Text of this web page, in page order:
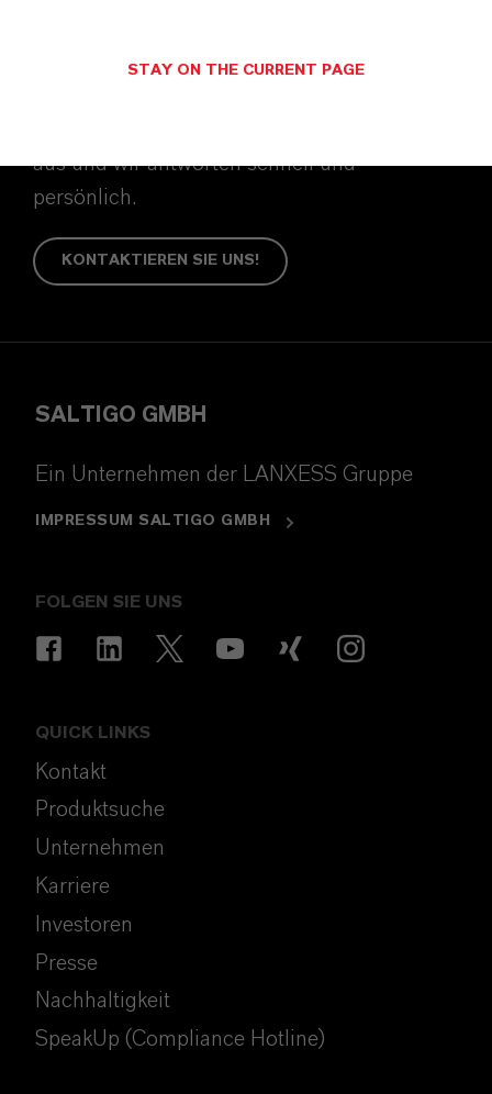
Wenn Sie Fragen zu unseren Services,
aus und wir antworten schnell und
persönlich.
KONTAKTIEREN SIE UNS!
SALTIGO GMBH
Ein Unternehmen der LANXESS Gruppe
IMPRESSUM SALTIGO GMBH
FOLGEN SIE UNS
QUICK LINKS
Kontakt
Produktsuche
Unternehmen
Karriere
Investoren
Presse
Nachhaltigkeit
SpeakUp (Compliance Hotline)
STAY ON THE CURRENT PAGE